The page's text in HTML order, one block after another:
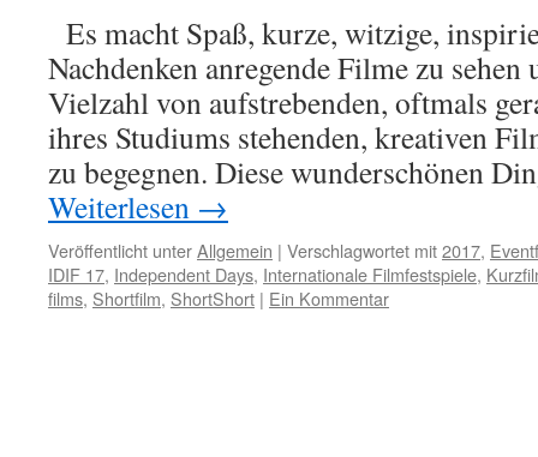
Es macht Spaß, kurze, witzige,
Nachdenken anregende Filme zu
Vielzahl von aufstrebenden, oftmals
ihres Studiums stehenden, kreativen
zu begegnen. Diese wunderschönen
Weiterlesen →
Veröffentlicht unterAllgemein | Verschlagwortet mit2017,
IDIF 17, Independent Days, Internationale Filmfestspiele,
films, Shortfilm, ShortShort | Ein Kommentar